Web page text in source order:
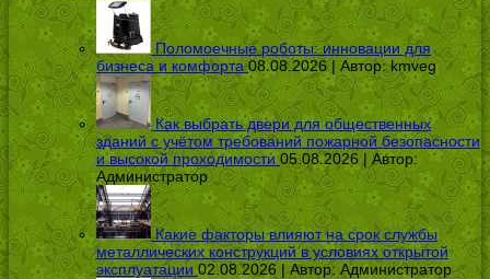
Поломоечные роботы: инновации для
бизнеса и комфорта 08.08.2026 | Автор:kmveg
Как выбрать двери для общественных
зданий с учётом требований пожарной безопасности
и высокой проходимости 05.08.2026 | Автор:
Администратор
Какие факторы влияют на срок службы
металлических конструкций в условиях открытой
эксплуатации 02.08.2026 | Автор:Администратор